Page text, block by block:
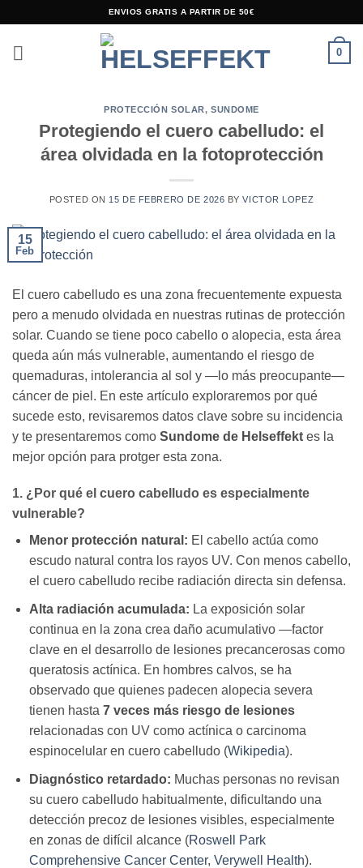
contenido
ENVIOS GRATIS A PARTIR DE 50€
0
PROTECCIÓN SOLAR,SUNDOME
Protegiendo el cuero cabelludo: el
área olvidada en la fotoprotección
POSTED ON 15 DE FEBRERO DE 2026 BYVICTOR LOPEZ
15
Feb
El cuero cabelludo es una zona frecuentemente expuesta
pero a menudo olvidada en nuestras rutinas de protección
solar. Cuando se tiene poco cabello o alopecia, esta área
queda aún más vulnerable, aumentando el riesgo de
quemaduras, intolerancia al sol y —lo más preocupante—
cáncer de piel. En este artículo exploraremos por qué
sucede esto, revisaremos datos clave sobre su incidencia
y te presentaremos como Sundome de Helseffekt es la
mejor opción para protger esta zona.
1. ¿Por qué el cuero cabelludo es especialmente
vulnerable?
Menor protección natural: El cabello actúa como
escudo natural contra los rayos UV. Con menos cabello,
el cuero cabelludo recibe radiación directa sin defensa.
Alta radiación acumulada: La exposición solar
continua en la zona crea daño acumulativo —factor
clave en el desarrollo de lesiones precancerosas como
queratosis actínica. En hombres calvos, se ha
observado que quienes padecen alopecia severa
tienen hasta 7 veces más riesgo de lesiones
relacionadas con UV como actínica o carcinoma
espinocelular en cuero cabelludo (Wikipedia).
Diagnóstico retardado: Muchas personas no revisan
su cuero cabelludo habitualmente, dificultando una
detección precoz de lesiones visibles, especialmente
en zonas de difícil alcance (Roswell Park
Comprehensive Cancer Center, Verywell Health).